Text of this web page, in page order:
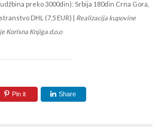
preko 3000din): Srbija 180din Crna Gora,
DHL (7,5 EUR) | Realizacija kupovine
Korisna Knjiga d.o.o
Pin it Share